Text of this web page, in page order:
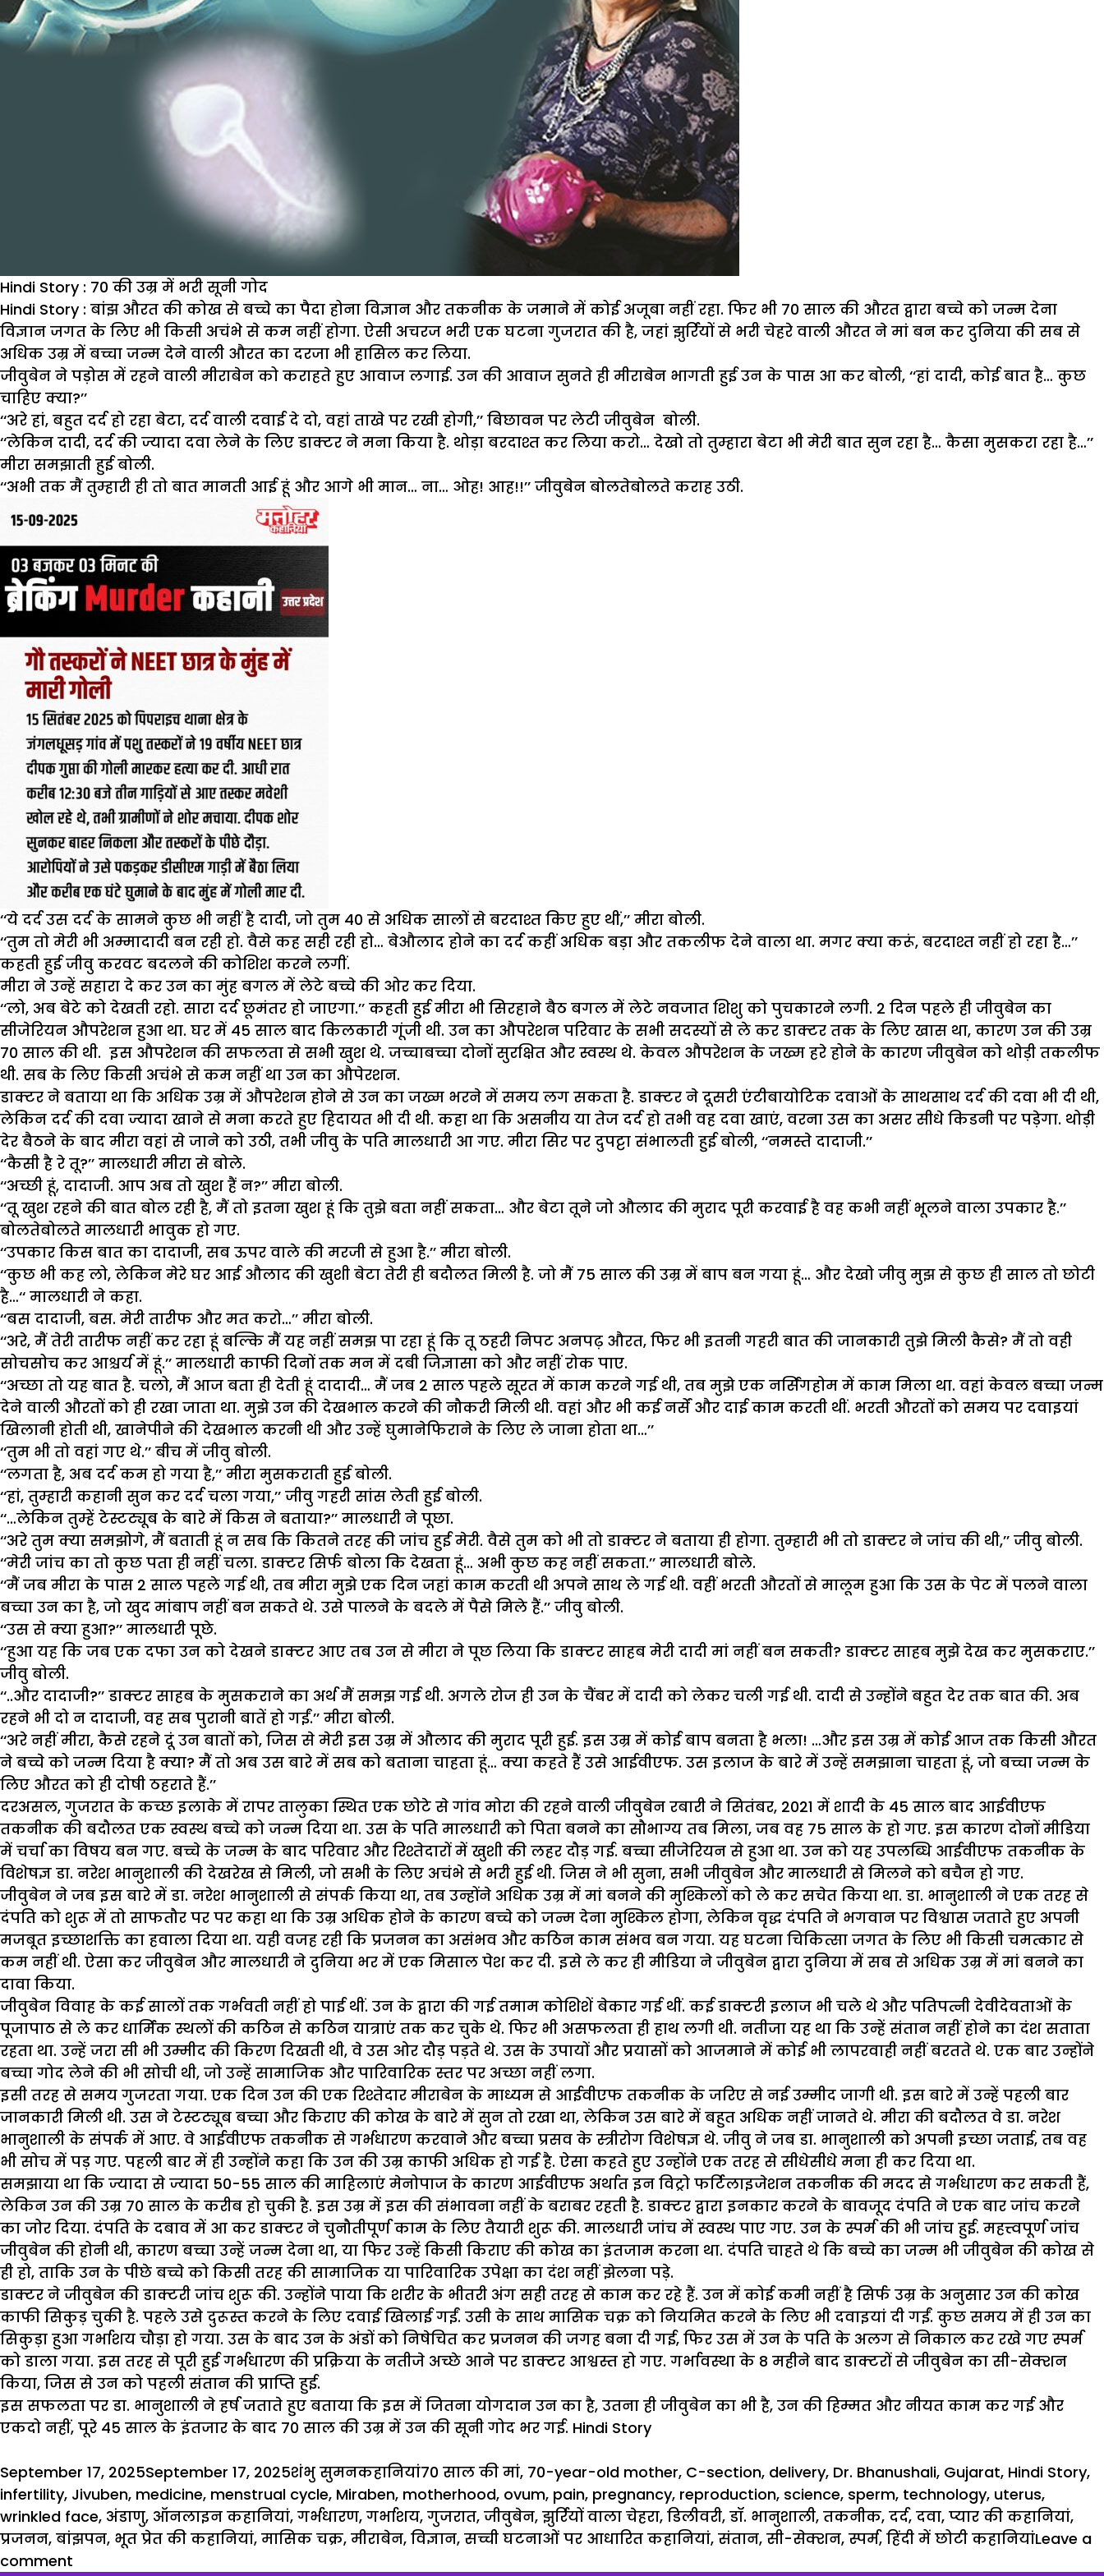
Hindi Story : 70 की उम्र में भरी सूनी गोद
Hindi Story : बांझ औरत की कोख से बच्चे का पैदा होना विज्ञान और तकनीक के जमाने में कोई अजूबा नहीं रहा. फिर भी 70 साल की औरत द्वारा बच्चे को जन्म देना
विज्ञान जगत के लिए भी किसी अचंभे से कम नहीं होगा. ऐसी अचरज भरी एक घटना गुजरात की है, जहां झुर्रियों से भरी चेहरे वाली औरत ने मां बन कर दुनिया की सब से
अधिक उम्र में बच्चा जन्म देने वाली औरत का दरजा भी हासिल कर लिया.
जीवुबेन ने पड़ोस में रहने वाली मीराबेन को कराहते हुए आवाज लगाई. उन की आवाज सुनते ही मीराबेन भागती हुई उन के पास आ कर बोली, ‘‘हां दादी, कोई बात है… कुछ
चाहिए क्या?’’
‘‘अरे हां, बहुत दर्द हो रहा बेटा, दर्द वाली दवाई दे दो, वहां ताखे पर रखी होगी,’’ बिछावन पर लेटी जीवुबेन बोली.
‘‘लेकिन दादी, दर्द की ज्यादा दवा लेने के लिए डाक्टर ने मना किया है. थोड़ा बरदाश्त कर लिया करो… देखो तो तुम्हारा बेटा भी मेरी बात सुन रहा है… कैसा मुसकरा रहा है…’’
मीरा समझाती हुई बोली.
‘‘अभी तक मैं तुम्हारी ही तो बात मानती आई हूं और आगे भी मान… ना… ओह! आह!!’’ जीवुबेन बोलतेबोलते कराह उठी.
‘‘ये दर्द उस दर्द के सामने कुछ भी नहीं है दादी, जो तुम 40 से अधिक सालों से बरदाश्त किए हुए थीं,’’ मीरा बोली.
‘‘तुम तो मेरी भी अम्मादादी बन रही हो. वैसे कह सही रही हो… बेऔलाद होने का दर्द कहीं अधिक बड़ा और तकलीफ देने वाला था. मगर क्या करूं, बरदाश्त नहीं हो रहा है…’’
कहती हुई जीवु करवट बदलने की कोशिश करने लगीं.
मीरा ने उन्हें सहारा दे कर उन का मुंह बगल में लेटे बच्चे की ओर कर दिया.
‘‘लो, अब बेटे को देखती रहो. सारा दर्द छूमंतर हो जाएगा.’’ कहती हुई मीरा भी सिरहाने बैठ बगल में लेटे नवजात शिशु को पुचकारने लगी. 2 दिन पहले ही जीवुबेन का
सीजेरियन औपरेशन हुआ था. घर में 45 साल बाद किलकारी गूंजी थी. उन का औपरेशन परिवार के सभी सदस्यों से ले कर डाक्टर तक के लिए खास था, कारण उन की उम्र
70 साल की थी. इस औपरेशन की सफलता से सभी खुश थे. जच्चाबच्चा दोनों सुरक्षित और स्वस्थ थे. केवल औपरेशन के जख्म हरे होने के कारण जीवुबेन को थोड़ी तकलीफ
थी. सब के लिए किसी अचंभे से कम नहीं था उन का औपेरशन.
डाक्टर ने बताया था कि अधिक उम्र में औपरेशन होने से उन का जख्म भरने में समय लग सकता है. डाक्टर ने दूसरी एंटीबायोटिक दवाओं के साथसाथ दर्द की दवा भी दी थी,
लेकिन दर्द की दवा ज्यादा खाने से मना करते हुए हिदायत भी दी थी. कहा था कि असनीय या तेज दर्द हो तभी वह दवा खाएं, वरना उस का असर सीधे किडनी पर पड़ेगा. थोड़ी
देर बैठने के बाद मीरा वहां से जाने को उठी, तभी जीवु के पति मालधारी आ गए. मीरा सिर पर दुपट्टा संभालती हुई बोली, ‘‘नमस्ते दादाजी.’’
‘‘कैसी है रे तू?’’ मालधारी मीरा से बोले.
‘‘अच्छी हूं, दादाजी. आप अब तो खुश हैं न?’’ मीरा बोली.
‘‘तू खुश रहने की बात बोल रही है, मैं तो इतना खुश हूं कि तुझे बता नहीं सकता… और बेटा तूने जो औलाद की मुराद पूरी करवाई है वह कभी नहीं भूलने वाला उपकार है.’’
बोलतेबोलते मालधारी भावुक हो गए.
‘‘उपकार किस बात का दादाजी, सब ऊपर वाले की मरजी से हुआ है.’’ मीरा बोली.
‘‘कुछ भी कह लो, लेकिन मेरे घर आई औलाद की खुशी बेटा तेरी ही बदौलत मिली है. जो मैं 75 साल की उम्र में बाप बन गया हूं… और देखो जीवु मुझ से कुछ ही साल तो छोटी
है…‘‘ मालधारी ने कहा.
‘‘बस दादाजी, बस. मेरी तारीफ और मत करो…’’ मीरा बोली.
‘‘अरे, मैं तेरी तारीफ नहीं कर रहा हूं बल्कि मैं यह नहीं समझ पा रहा हूं कि तू ठहरी निपट अनपढ़ औरत, फिर भी इतनी गहरी बात की जानकारी तुझे मिली कैसे? मैं तो वही
सोचसोच कर आश्चर्य में हूं.’’ मालधारी काफी दिनों तक मन में दबी जिज्ञासा को और नहीं रोक पाए.
‘‘अच्छा तो यह बात है. चलो, मैं आज बता ही देती हूं दादादी… मैं जब 2 साल पहले सूरत में काम करने गई थी, तब मुझे एक नर्सिंगहोम में काम मिला था. वहां केवल बच्चा जन्म
देने वाली औरतों को ही रखा जाता था. मुझे उन की देखभाल करने की नौकरी मिली थी. वहां और भी कई नर्सें और दाई काम करती थीं. भरती औरतों को समय पर दवाइयां
खिलानी होती थी, खानेपीने की देखभाल करनी थी और उन्हें घुमानेफिराने के लिए ले जाना होता था…’’
‘‘तुम भी तो वहां गए थे.’’ बीच में जीवु बोली.
‘‘लगता है, अब दर्द कम हो गया है,’’ मीरा मुसकराती हुई बोली.
‘‘हां, तुम्हारी कहानी सुन कर दर्द चला गया,’’ जीवु गहरी सांस लेती हुई बोली.
‘‘…लेकिन तुम्हें टेस्टट्यूब के बारे में किस ने बताया?’’ मालधारी ने पूछा.
‘‘अरे तुम क्या समझोगे, मैं बताती हूं न सब कि कितने तरह की जांच हुई मेरी. वैसे तुम को भी तो डाक्टर ने बताया ही होगा. तुम्हारी भी तो डाक्टर ने जांच की थी,’’ जीवु बोली.
‘‘मेरी जांच का तो कुछ पता ही नहीं चला. डाक्टर सिर्फ बोला कि देखता हूं… अभी कुछ कह नहीं सकता.’’ मालधारी बोले.
‘‘मैं जब मीरा के पास 2 साल पहले गई थी, तब मीरा मुझे एक दिन जहां काम करती थी अपने साथ ले गई थी. वहीं भरती औरतों से मालूम हुआ कि उस के पेट में पलने वाला
बच्चा उन का है, जो खुद मांबाप नहीं बन सकते थे. उसे पालने के बदले में पैसे मिले हैं.’’ जीवु बोली.
‘‘उस से क्या हुआ?’’ मालधारी पूछे.
‘‘हुआ यह कि जब एक दफा उन को देखने डाक्टर आए तब उन से मीरा ने पूछ लिया कि डाक्टर साहब मेरी दादी मां नहीं बन सकती? डाक्टर साहब मुझे देख कर मुसकराए.’’
जीवु बोली.
‘‘..और दादाजी?’’ डाक्टर साहब के मुसकराने का अर्थ मैं समझ गई थी. अगले रोज ही उन के चैंबर में दादी को लेकर चली गई थी. दादी से उन्होंने बहुत देर तक बात की. अब
रहने भी दो न दादाजी, वह सब पुरानी बातें हो गईं.’’ मीरा बोली.
‘‘अरे नहीं मीरा, कैसे रहने दूं उन बातों को, जिस से मेरी इस उम्र में औलाद की मुराद पूरी हुई. इस उम्र में कोई बाप बनता है भला! …और इस उम्र में कोई आज तक किसी औरत
ने बच्चे को जन्म दिया है क्या? मैं तो अब उस बारे में सब को बताना चाहता हूं… क्या कहते हैं उसे आईवीएफ. उस इलाज के बारे में उन्हें समझाना चाहता हूं, जो बच्चा जन्म के
लिए औरत को ही दोषी ठहराते हैं.’’
दरअसल, गुजरात के कच्छ इलाके में रापर तालुका स्थित एक छोटे से गांव मोरा की रहने वाली जीवुबेन रबारी ने सितंबर, 2021 में शादी के 45 साल बाद आईवीएफ
तकनीक की बदौलत एक स्वस्थ बच्चे को जन्म दिया था. उस के पति मालधारी को पिता बनने का सौभाग्य तब मिला, जब वह 75 साल के हो गए. इस कारण दोनों मीडिया
में चर्चा का विषय बन गए. बच्चे के जन्म के बाद परिवार और रिश्तेदारों में खुशी की लहर दौड़ गई. बच्चा सीजेरियन से हुआ था. उन को यह उपलब्धि आईवीएफ तकनीक के
विशेषज्ञ डा. नरेश भानुशाली की देखरेख से मिली, जो सभी के लिए अचंभे से भरी हुई थी. जिस ने भी सुना, सभी जीवुबेन और मालधारी से मिलने को बचैन हो गए.
जीवुबेन ने जब इस बारे में डा. नरेश भानुशाली से संपर्क किया था, तब उन्होंने अधिक उम्र में मां बनने की मुश्किलों को ले कर सचेत किया था. डा. भानुशाली ने एक तरह से
दंपति को शुरू में तो साफतौर पर पर कहा था कि उम्र अधिक होने के कारण बच्चे को जन्म देना मुश्किल होगा, लेकिन वृद्ध दंपति ने भगवान पर विश्वास जताते हुए अपनी
मजबूत इच्छाशक्ति का हवाला दिया था. यही वजह रही कि प्रजनन का असंभव और कठिन काम संभव बन गया. यह घटना चिकित्सा जगत के लिए भी किसी चमत्कार से
कम नहीं थी. ऐसा कर जीवुबेन और मालधारी ने दुनिया भर में एक मिसाल पेश कर दी. इसे ले कर ही मीडिया ने जीवुबेन द्वारा दुनिया में सब से अधिक उम्र में मां बनने का
दावा किया.
जीवुबेन विवाह के कई सालों तक गर्भवती नहीं हो पाई थीं. उन के द्वारा की गई तमाम कोशिशें बेकार गई थीं. कई डाक्टरी इलाज भी चले थे और पतिपत्नी देवीदेवताओं के
पूजापाठ से ले कर धार्मिक स्थलों की कठिन से कठिन यात्राएं तक कर चुके थे. फिर भी असफलता ही हाथ लगी थी. नतीजा यह था कि उन्हें संतान नहीं होने का दंश सताता
रहता था. उन्हें जरा सी भी उम्मीद की किरण दिखती थी, वे उस ओर दौड़ पड़ते थे. उस के उपायों और प्रयासों को आजमाने में कोई भी लापरवाही नहीं बरतते थे. एक बार उन्होंने
बच्चा गोद लेने की भी सोची थी, जो उन्हें सामाजिक और पारिवारिक स्तर पर अच्छा नहीं लगा.
इसी तरह से समय गुजरता गया. एक दिन उन की एक रिश्तेदार मीराबेन के माध्यम से आईवीएफ तकनीक के जरिए से नई उम्मीद जागी थी. इस बारे में उन्हें पहली बार
जानकारी मिली थी. उस ने टेस्टट्यूब बच्चा और किराए की कोख के बारे में सुन तो रखा था, लेकिन उस बारे में बहुत अधिक नहीं जानते थे. मीरा की बदौलत वे डा. नरेश
भानुशाली के संपर्क में आए. वे आईवीएफ तकनीक से गर्भधारण करवाने और बच्चा प्रसव के स्त्रीरोग विशेषज्ञ थे. जीवु ने जब डा. भानुशाली को अपनी इच्छा जताई, तब वह
भी सोच में पड़ गए. पहली बार में ही उन्होंने कहा कि उन की उम्र काफी अधिक हो गई है. ऐसा कहते हुए उन्होंने एक तरह से सीधेसीधे मना ही कर दिया था.
समझाया था कि ज्यादा से ज्यादा 50-55 साल की माहिलाएं मेनोपाज के कारण आईवीएफ अर्थात इन विट्रो फर्टिलाइजेशन तकनीक की मदद से गर्भधारण कर सकती हैं,
लेकिन उन की उम्र 70 साल के करीब हो चुकी है. इस उम्र में इस की संभावना नहीं के बराबर रहती है. डाक्टर द्वारा इनकार करने के बावजूद दंपति ने एक बार जांच करने
का जोर दिया. दंपति के दबाव में आ कर डाक्टर ने चुनौतीपूर्ण काम के लिए तैयारी शुरू की. मालधारी जांच में स्वस्थ पाए गए. उन के स्पर्म की भी जांच हुई. महत्त्वपूर्ण जांच
जीवुबेन की होनी थी, कारण बच्चा उन्हें जन्म देना था, या फिर उन्हें किसी किराए की कोख का इंतजाम करना था. दंपति चाहते थे कि बच्चे का जन्म भी जीवुबेन की कोख से
ही हो, ताकि उन के पीछे बच्चे को किसी तरह की सामाजिक या पारिवारिक उपेक्षा का दंश नहीं झेलना पड़े.
डाक्टर ने जीवुबेन की डाक्टरी जांच शुरू की. उन्होंने पाया कि शरीर के भीतरी अंग सही तरह से काम कर रहे हैं. उन में कोई कमी नहीं है सिर्फ उम्र के अनुसार उन की कोख
काफी सिकुड़ चुकी है. पहले उसे दुरूस्त करने के लिए दवाई खिलाई गईं. उसी के साथ मासिक चक्र को नियमित करने के लिए भी दवाइयां दी गईं. कुछ समय में ही उन का
सिकुड़ा हुआ गर्भाशय चौड़ा हो गया. उस के बाद उन के अंडों को निषेचित कर प्रजनन की जगह बना दी गई, फिर उस में उन के पति के अलग से निकाल कर रखे गए स्पर्म
को डाला गया. इस तरह से पूरी हुई गर्भधारण की प्रक्रिया के नतीजे अच्छे आने पर डाक्टर आश्वस्त हो गए. गर्भावस्था के 8 महीने बाद डाक्टरों से जीवुबेन का सी-सेक्शन
किया, जिस से उन को पहली संतान की प्राप्ति हुई.
इस सफलता पर डा. भानुशाली ने हर्ष जताते हुए बताया कि इस में जितना योगदान उन का है, उतना ही जीवुबेन का भी है, उन की हिम्मत और नीयत काम कर गई और
एकदो नहीं, पूरे 45 साल के इंतजार के बाद 70 साल की उम्र में उन की सूनी गोद भर गई. Hindi Story
Posted
on
September 17, 2025September 17, 2025Author
शंभु सुमनCategories
कहानियांTags
70 साल की मां, 70-year-old mother, C-section, delivery, Dr. Bhanushali, Gujarat, Hindi Story,
infertility, Jivuben, medicine, menstrual cycle, Miraben, motherhood, ovum, pain, pregnancy, reproduction, science, sperm, technology, uterus,
wrinkled face, अंडाणु, ऑनलाइन कहानियां, गर्भधारण, गर्भाशय, गुजरात, जीवुबेन, झुर्रियों वाला चेहरा, डिलीवरी, डॉ. भानुशाली, तकनीक, दर्द, दवा, प्यार की कहानियां,
प्रजनन, बांझपन, भूत प्रेत की कहानियां, मासिक चक्र, मीराबेन, विज्ञान, सच्ची घटनाओं पर आधारित कहानियां, संतान, सी-सेक्शन, स्पर्म, हिंदी में छोटी कहानियांLeave a
comment